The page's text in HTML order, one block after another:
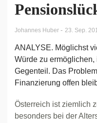
Johannes Huber - 23. Sep.
ANALYSE. Möglichst
Würde zu
Gegenteil. Das
Finanzierung offen
Österreich ist ziemlich
besonders bei der